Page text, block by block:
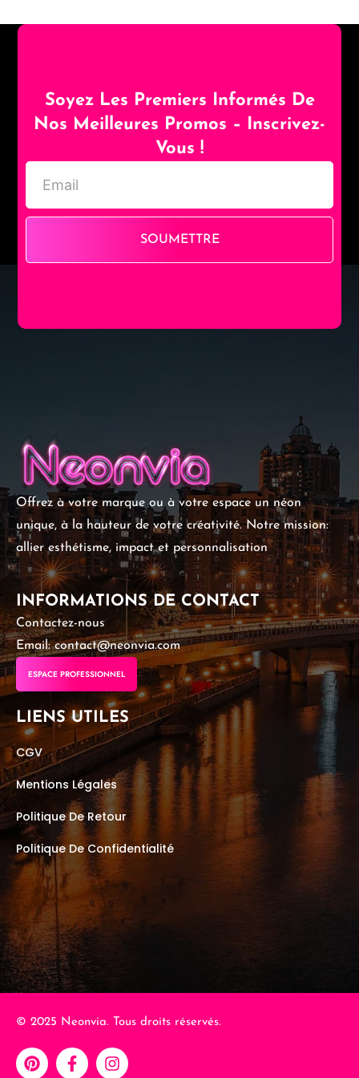
Soyez Les Premiers Informés De
Nos Meilleures Promos – Inscrivez-
Vous !
SOUMETTRE
Offrez à votre marque ou à votre espace un néon
unique, à la hauteur de votre créativité. Notre mission:
allier esthétisme, impact et personnalisation
INFORMATIONS DE CONTACT
Contactez-nous
Email: contact@neonvia.com
ESPACE PROFESSIONNEL
LIENS UTILES
CGV
Mentions Légales
Politique De Retour
Politique De Confidentialité
© 2025 Neonvia. Tous droits réservés.